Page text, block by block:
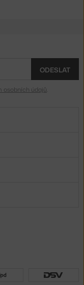
ODESLAT
osobních údajů